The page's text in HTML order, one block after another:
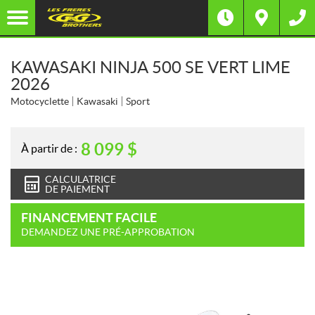
KAWASAKI NINJA 500 SE VERT LIME
2026
Motocyclette Kawasaki Sport
À partir de : 8 099 $
CALCULATRICE
DE PAIEMENT
FINANCEMENT FACILE
DEMANDEZ UNE PRÉ-APPROBATION